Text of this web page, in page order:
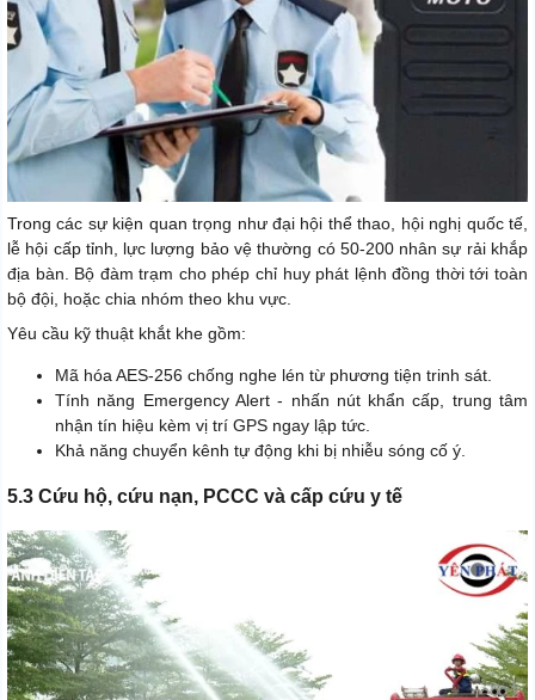
Trong các sự kiện quan trọng như đại hội thể thao, hội nghị quốc tế,
lễ hội cấp tỉnh, lực lượng bảo vệ thường có 50-200 nhân sự rải khắp
địa bàn. Bộ đàm trạm cho phép chỉ huy phát lệnh đồng thời tới toàn
bộ đội, hoặc chia nhóm theo khu vực.
Yêu cầu kỹ thuật khắt khe gồm:
Mã hóa AES-256 chống nghe lén từ phương tiện trinh sát.
Tính năng Emergency Alert - nhấn nút khẩn cấp, trung tâm
nhận tín hiệu kèm vị trí GPS ngay lập tức.
Khả năng chuyển kênh tự động khi bị nhiễu sóng cố ý.
5.3 Cứu hộ, cứu nạn, PCCC và cấp cứu y tế